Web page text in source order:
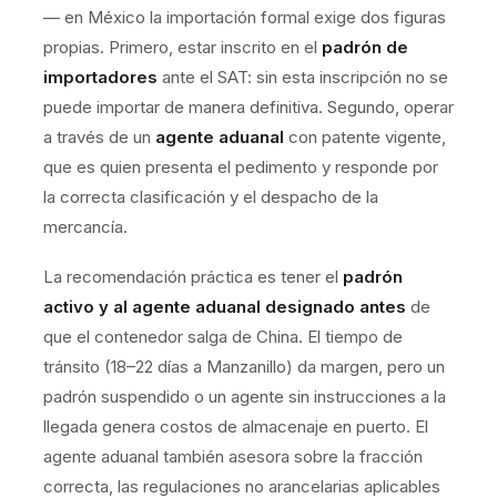
— en México la importación formal exige dos figuras
propias. Primero, estar inscrito en el padrón de
importadores ante el SAT: sin esta inscripción no se
puede importar de manera definitiva. Segundo, operar
a través de un agente aduanal con patente vigente,
que es quien presenta el pedimento y responde por
la correcta clasificación y el despacho de la
mercancía.
La recomendación práctica es tener el padrón
activo y al agente aduanal designado antes de
que el contenedor salga de China. El tiempo de
tránsito (18–22 días a Manzanillo) da margen, pero un
padrón suspendido o un agente sin instrucciones a la
llegada genera costos de almacenaje en puerto. El
agente aduanal también asesora sobre la fracción
correcta, las regulaciones no arancelarias aplicables